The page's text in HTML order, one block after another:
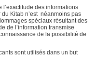
l’exactitude des informations
du Kitab n’est néanmoins pas
spéciaux résultant des
de l’information transmise
de la possibilité de
sont utilisés dans un but